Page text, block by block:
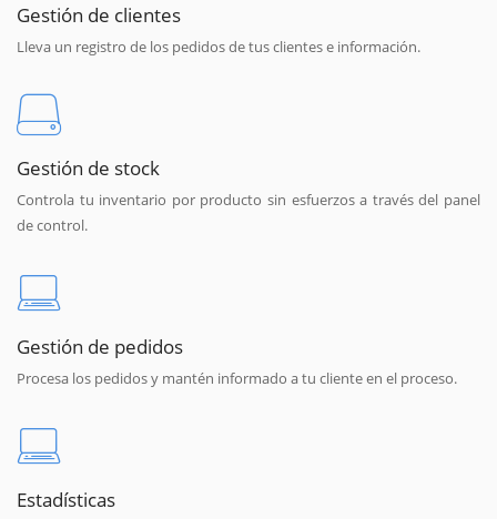
Gestión de clientes
Lleva un registro de los pedidos de tus clientes e información.
Gestión de stock
Controla tu inventario por producto sin esfuerzos a través del panel
de control.
Gestión de pedidos
Procesa los pedidos y mantén informado a tu cliente en el proceso.
Estadísticas